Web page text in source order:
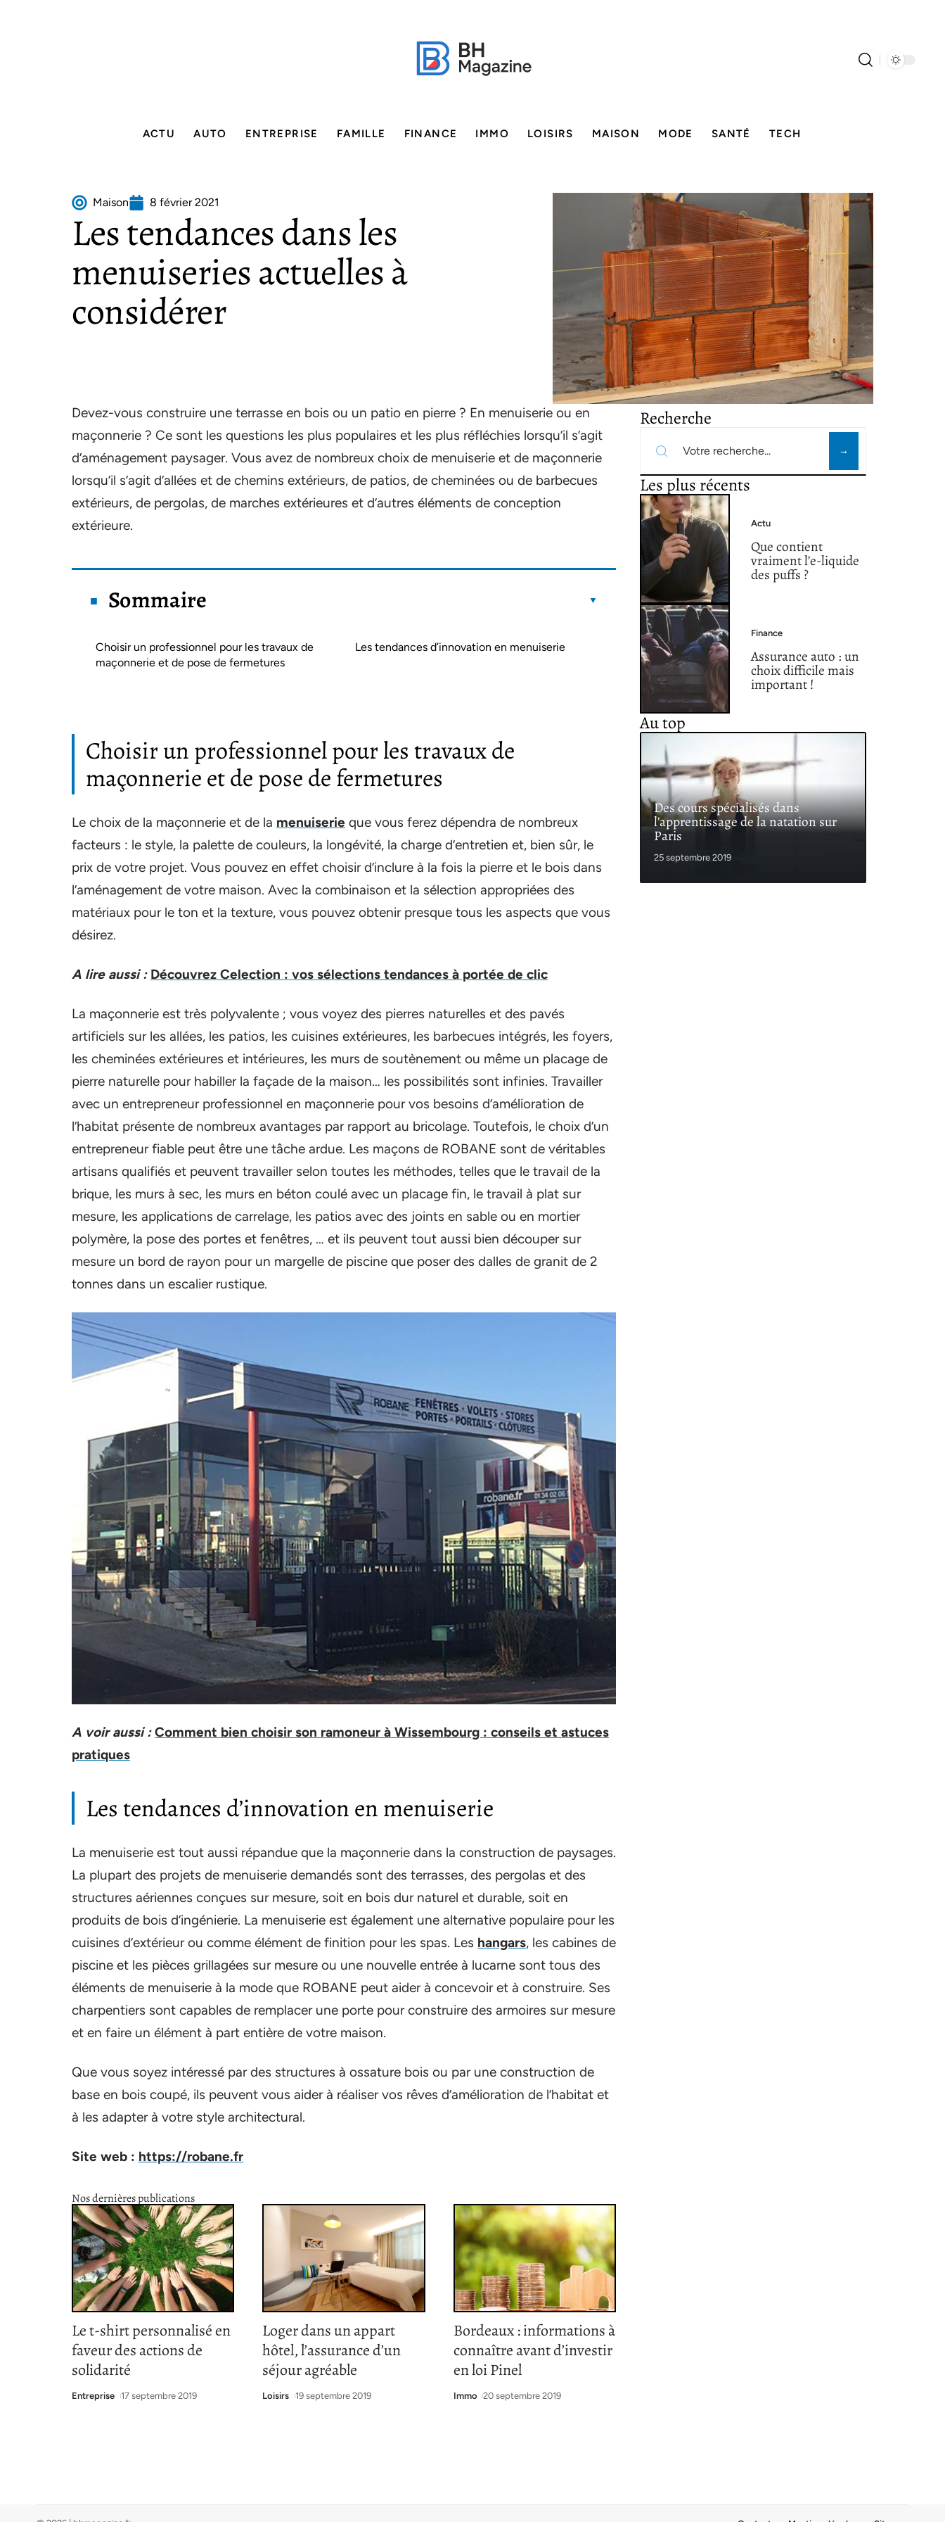
ACTU AUTO ENTREPRISE FAMILLE FINANCE IMMO LOISIRS MAISON MODE SANTÉ TECH
Maison 8 février 2021
Les tendances dans les
menuiseries actuelles à
considérer
Devez-vous construire une terrasse en bois ou un patio en pierre ? En menuiserie ou en
maçonnerie ? Ce sont les questions les plus populaires et les plus réfléchies lorsqu’il s’agit
d’aménagement paysager. Vous avez de nombreux choix de menuiserie et de maçonnerie
lorsqu’il s’agit d’allées et de chemins extérieurs, de patios, de cheminées ou de barbecues
extérieurs, de pergolas, de marches extérieures et d’autres éléments de conception
extérieure.
Sommaire
Choisir un professionnel pour les travaux de
maçonnerie et de pose de fermetures
Les tendances d’innovation en menuiserie
Choisir un professionnel pour les travaux de
maçonnerie et de pose de fermetures
Le choix de la maçonnerie et de la menuiserie que vous ferez dépendra de nombreux
facteurs : le style, la palette de couleurs, la longévité, la charge d’entretien et, bien sûr, le
prix de votre projet. Vous pouvez en effet choisir d’inclure à la fois la pierre et le bois dans
l’aménagement de votre maison. Avec la combinaison et la sélection appropriées des
matériaux pour le ton et la texture, vous pouvez obtenir presque tous les aspects que vous
désirez.
A lire aussi : Découvrez Celection : vos sélections tendances à portée de clic
La maçonnerie est très polyvalente ; vous voyez des pierres naturelles et des pavés
artificiels sur les allées, les patios, les cuisines extérieures, les barbecues intégrés, les foyers,
les cheminées extérieures et intérieures, les murs de soutènement ou même un placage de
pierre naturelle pour habiller la façade de la maison… les possibilités sont infinies. Travailler
avec un entrepreneur professionnel en maçonnerie pour vos besoins d’amélioration de
l’habitat présente de nombreux avantages par rapport au bricolage. Toutefois, le choix d’un
entrepreneur fiable peut être une tâche ardue. Les maçons de ROBANE sont de véritables
artisans qualifiés et peuvent travailler selon toutes les méthodes, telles que le travail de la
brique, les murs à sec, les murs en béton coulé avec un placage fin, le travail à plat sur
mesure, les applications de carrelage, les patios avec des joints en sable ou en mortier
polymère, la pose des portes et fenêtres, … et ils peuvent tout aussi bien découper sur
mesure un bord de rayon pour un margelle de piscine que poser des dalles de granit de 2
tonnes dans un escalier rustique.
A voir aussi : Comment bien choisir son ramoneur à Wissembourg : conseils et astuces
pratiques
Les tendances d’innovation en menuiserie
La menuiserie est tout aussi répandue que la maçonnerie dans la construction de paysages.
La plupart des projets de menuiserie demandés sont des terrasses, des pergolas et des
structures aériennes conçues sur mesure, soit en bois dur naturel et durable, soit en
produits de bois d’ingénierie. La menuiserie est également une alternative populaire pour les
cuisines d’extérieur ou comme élément de finition pour les spas. Les hangars, les cabines de
piscine et les pièces grillagées sur mesure ou une nouvelle entrée à lucarne sont tous des
éléments de menuiserie à la mode que ROBANE peut aider à concevoir et à construire. Ses
charpentiers sont capables de remplacer une porte pour construire des armoires sur mesure
et en faire un élément à part entière de votre maison.
Que vous soyez intéressé par des structures à ossature bois ou par une construction de
base en bois coupé, ils peuvent vous aider à réaliser vos rêves d’amélioration de l’habitat et
à les adapter à votre style architectural.
Site web : https://robane.fr
Nos dernières publications
Le t-shirt personnalisé en
faveur des actions de
solidarité
Entreprise 17 septembre 2019
Loger dans un appart
hôtel, l’assurance d’un
séjour agréable
Loisirs 19 septembre 2019
Bordeaux : informations à
connaître avant d’investir
en loi Pinel
Immo 20 septembre 2019
Recherche
Les plus récents
Actu
Que contient
vraiment l’e-liquide
des puffs ?
Finance
Assurance auto : un
choix difficile mais
important !
Au top
Des cours spécialisés dans
l’apprentissage de la natation sur
Paris
25 septembre 2019